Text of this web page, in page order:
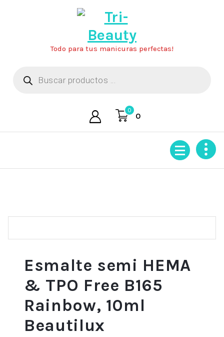
Todo para tus manicuras perfectas!
productos
0
0
Esmalte semi HEMA
& TPO Free B165
Rainbow, 10ml
Beautilux